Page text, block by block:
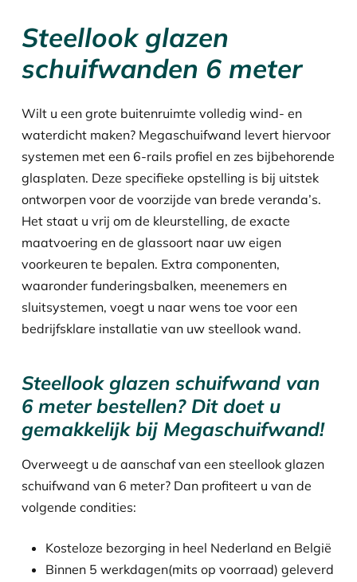
Steellook glazen
schuifwanden 6 meter
Wilt u een grote buitenruimte volledig wind- en
waterdicht maken? Megaschuifwand levert hiervoor
systemen met een 6-rails profiel en zes bijbehorende
glasplaten. Deze specifieke opstelling is bij uitstek
ontworpen voor de voorzijde van brede veranda’s.
Het staat u vrij om de kleurstelling, de exacte
maatvoering en de glassoort naar uw eigen
voorkeuren te bepalen. Extra componenten,
waaronder funderingsbalken, meenemers en
sluitsystemen, voegt u naar wens toe voor een
bedrijfsklare installatie van uw steellook wand.
Steellook glazen schuifwand van
6 meter bestellen? Dit doet u
gemakkelijk bij Megaschuifwand!
Overweegt u de aanschaf van een steellook glazen
schuifwand van 6 meter? Dan profiteert u van de
volgende condities:
Kosteloze bezorging in heel Nederland en België
Binnen 5 werkdagen(mits op voorraad) geleverd